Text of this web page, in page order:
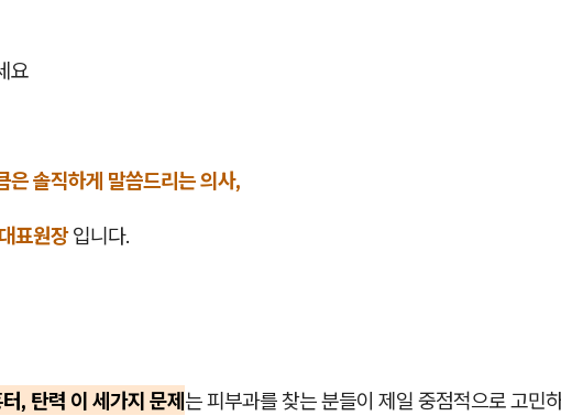
요
은 솔직하게 말씀드리는 의사,
표원장입니다.
, 탄력 이 세가지 문제는 피부과를 찾는 분들이 제일 중점적으로 고민